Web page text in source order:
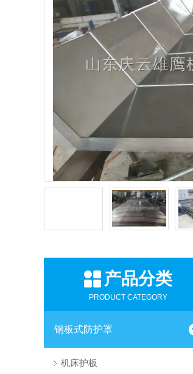
产品分类
PRODUCT CATEGORY
钢板式防护罩
机床护板